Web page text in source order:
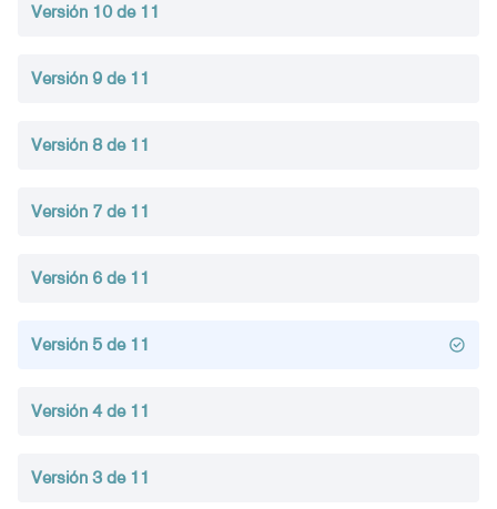
Versión 10 de 11
Versión 9 de 11
Versión 8 de 11
Versión 7 de 11
Versión 6 de 11
Versión 5 de 11
Versión 4 de 11
Versión 3 de 11